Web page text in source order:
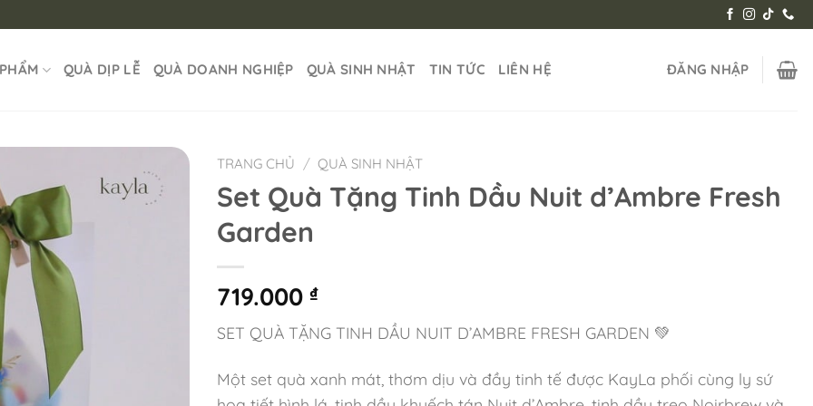
QUÀ DỊP LỄ QUÀ DOANH NGHIỆP QUÀ SINH NHẬT TIN TỨC LIÊN HỆ ĐĂNG NHẬP
TRANG CHỦ / QUÀ SINH NHẬT
Set Quà Tặng Tinh Dầu Nuit d’Ambre Fresh
Garden
719.000 ₫
SET QUÀ TẶNG TINH DẦU NUIT D’AMBRE FRESH GARDEN
Một set quà xanh mát, thơm dịu và đầy tinh tế được KayLa phối cùng ly sứ